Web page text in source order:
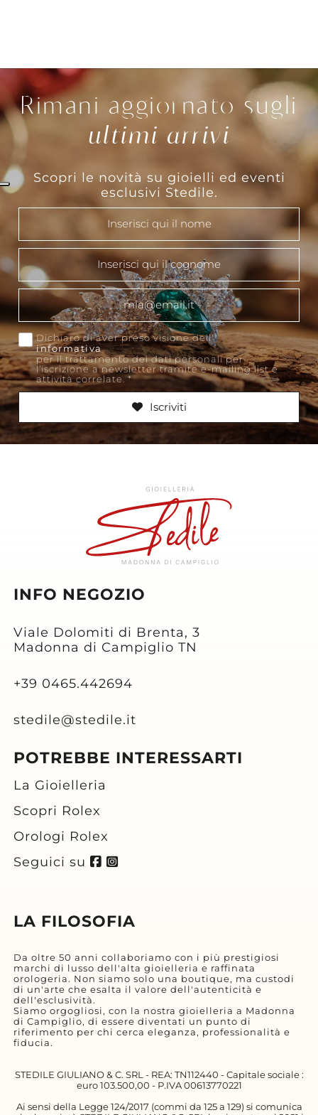
Rimani aggiornato sugli
ultimi arrivi
Scopri le novità su gioielli ed eventi
esclusivi Stedile.
Iscriviti
Dichiaro di aver preso visione dell'
informativa
per il trattamento dei dati personali per
l’iscrizione a newsletter tramite e-mailing list e
attività correlate.*
INFO NEGOZIO
Viale Dolomiti di Brenta, 3
Madonna di Campiglio TN
+39 0465.442694
stedile@stedile.it
POTREBBE INTERESSARTI
La Gioielleria
Scopri Rolex
Orologi Rolex
Seguici su
LA FILOSOFIA
Da oltre 50 anni collaboriamo con i più prestigiosi
marchi di lusso dell'alta gioielleria e raffinata
orologeria. Non siamo solo una boutique, ma custodi
di un'arte che esalta il valore dell'autenticità e
dell'esclusività.
Siamo orgogliosi, con la nostra gioielleria a Madonna
di Campiglio, di essere diventati un punto di
riferimento per chi cerca eleganza, professionalità e
fiducia.
STEDILE GIULIANO & C. SRL - REA: TN112440 - Capitale sociale :
euro 103.500,00 - P.IVA 00613770221
Ai sensi della Legge 124/2017 (commi da 125 a 129) si comunica